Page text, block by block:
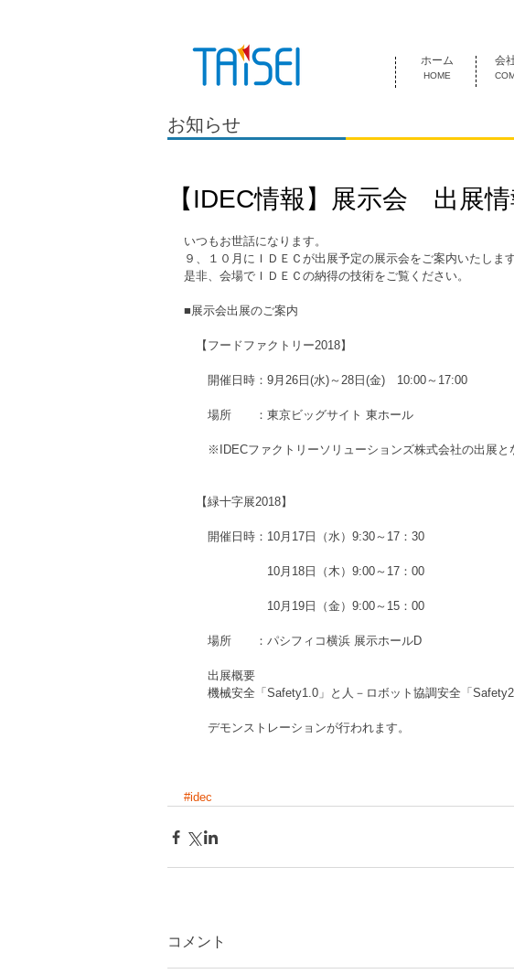
HOME
ホーム 会
お知らせ
【IDEC情報】展示会 出展情
いつもお世話になります。
９、１０月にＩＤＥＣが出展予定の展示会をご案内いたします
是非、会場でＩＤＥＣの納得の技術をご覧ください。
■展示会出展のご案内
【フードファクトリー2018】
開催日時：9月26日(水)～28日(金)　10:00～17:00
場所　　：東京ビッグサイト 東ホール
※IDECファクトリーソリューションズ株式会社の出展と
【緑十字展2018】
開催日時：10月17日（水）9:30～17：30
10月18日（木）9:00～17：00
10月19日（金）9:00～15：00
場所　　：パシフィコ横浜 展示ホールD
出展概要
機械安全「Safety1.0」と人－ロボット協調安全「
デモンストレーションが行われます。
#idec
コメント